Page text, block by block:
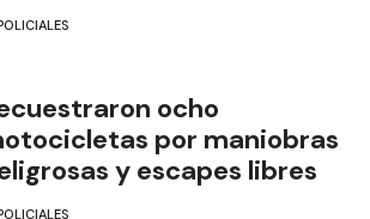
ocho
por maniobras
y escapes libres